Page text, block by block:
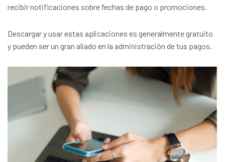
recibir notificaciones sobre fechas de pago o promociones.
Descargar y usar estas aplicaciones es generalmente gratuito
y pueden ser un gran aliado en la administración de tus pagos.